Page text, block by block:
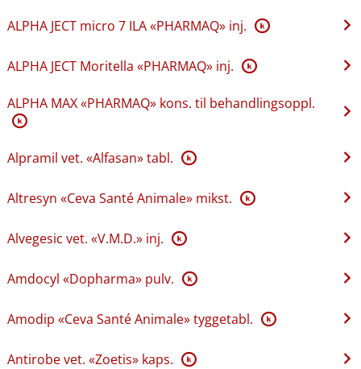
ALPHA JECT micro 7 ILA «PHARMAQ» inj. K
ALPHA JECT Moritella «PHARMAQ» inj. K
ALPHA MAX «PHARMAQ» kons. til behandlingsoppl.
K
Alpramil vet. «Alfasan» tabl. K
Altresyn «Ceva Santé Animale» mikst. K
Alvegesic vet. «V.M.D.» inj. K
Amdocyl «Dopharma» pulv. K
Amodip «Ceva Santé Animale» tyggetabl. K
Antirobe vet. «Zoetis» kaps. K